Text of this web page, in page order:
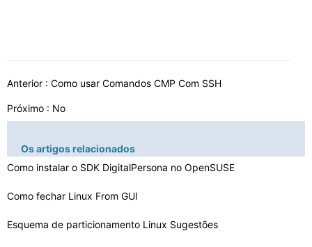
Anterior : Como usar Comandos CMP Com SSH
Próximo : No
Os artigos relacionados
Como instalar o SDK DigitalPersona no OpenSUSE
Como fechar Linux From GUI
Esquema de particionamento Linux Sugestões